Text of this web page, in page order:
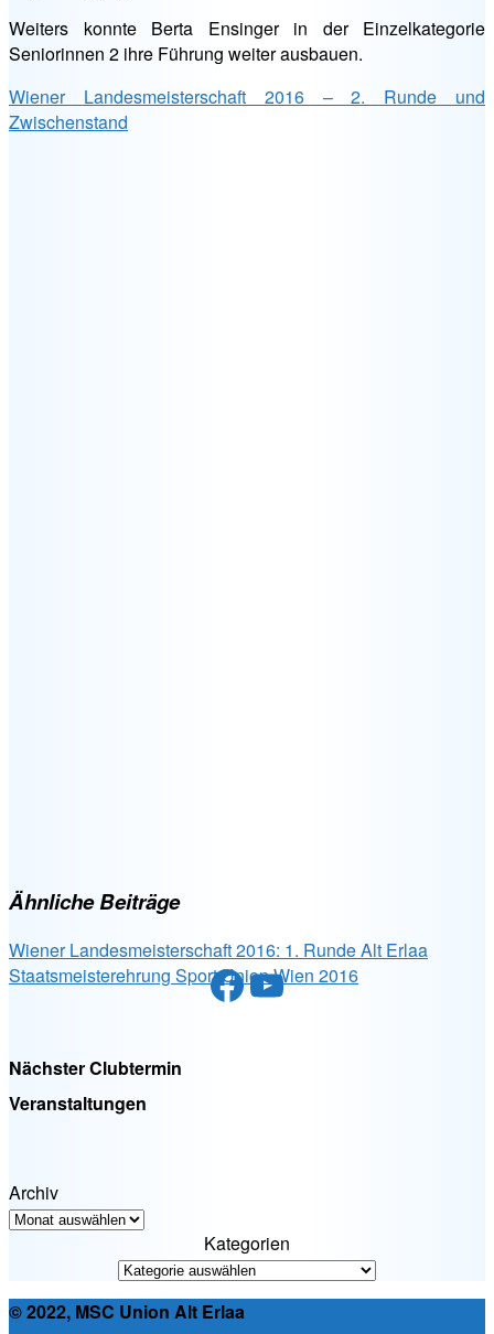
Weiters konnte Berta Ensinger in der Einzelkategorie
Seniorinnen 2 ihre Führung weiter ausbauen.
Wiener Landesmeisterschaft 2016 – 2. Runde und
Zwischenstand
Ähnliche Beiträge
Wiener Landesmeisterschaft 2016: 1. Runde Alt Erlaa
Staatsmeisterehrung Sport Union Wien 2016
Facebook
YouTube
Nächster Clubtermin
Veranstaltungen
Archiv
Kategorien
© 2022, MSC Union Alt Erlaa